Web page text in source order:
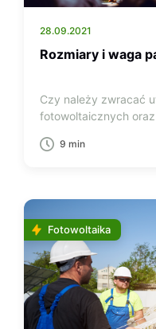
28.09.2021
Rozmiary i waga
Czy należy zwracać
fotowoltaicznych
9 min
Fotowoltaika